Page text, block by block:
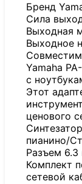
Бренд
Сила
Выходная
Выходное
Yamaha
с
Этот
ценового
пианино/
Разъем
Комплект
сетевой